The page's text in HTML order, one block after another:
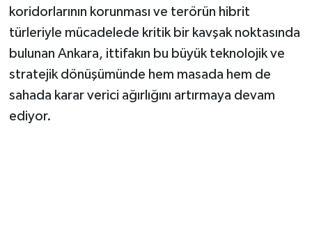
koridorlarının korunması ve terörün hibrit
türleriyle mücadelede kritik bir kavşak noktasında
bulunan Ankara, ittifakın bu büyük teknolojik ve
stratejik dönüşümünde hem masada hem de
sahada karar verici ağırlığını artırmaya devam
ediyor.